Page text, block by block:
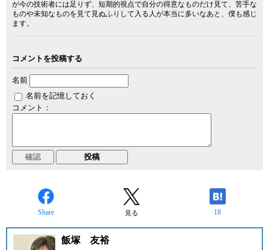
が今の技術者には足りず、短期的視点で自分の得意なものだけ見て、苦手な
ものや未知なものを見て見ぬふりして入る人が本当に多いなあと、僕も感じ
ます。
コメントを投稿する
名前
名前を記憶しておく
コメント：
Share 見る 18
飯塚 友裕